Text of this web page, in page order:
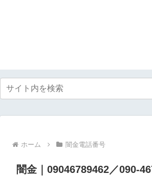
ホーム 闇金電話番号
闇金｜09046789462／090-